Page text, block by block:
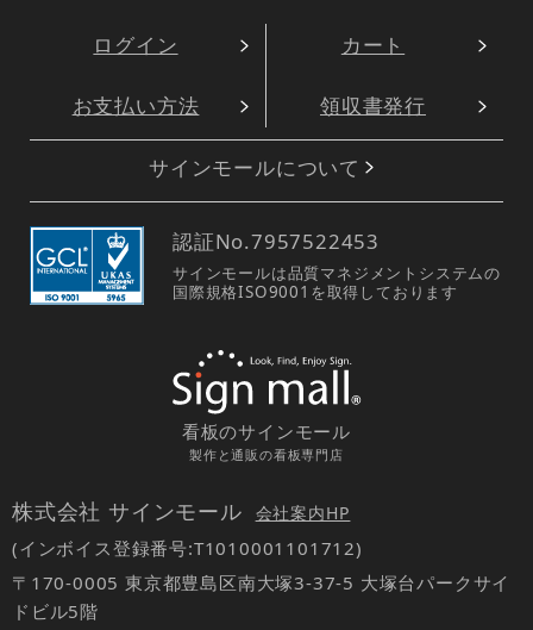
ログイン カート
お支払い方法 領収書発行
サインモールについて
認証No.7957522453
サインモールは品質マネジメントシステムの
国際規格ISO9001を取得しております
看板のサインモール
製作と通販の看板専門店
株式会社 サインモール 会社案内HP
(インボイス登録番号:T1010001101712)
〒170-0005 東京都豊島区南大塚3-37-5 大塚台パークサイ
ドビル5階